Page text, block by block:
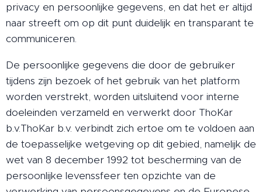
privacy en persoonlijke gegevens, en dat het er altijd
naar streeft om op dit punt duidelijk en transparant te
communiceren.
De persoonlijke gegevens die door de gebruiker
tijdens zijn bezoek of het gebruik van het platform
worden verstrekt, worden uitsluitend voor interne
doeleinden verzameld en verwerkt door ThoKar
b.v.ThoKar b.v. verbindt zich ertoe om te voldoen aan
de toepasselijke wetgeving op dit gebied, namelijk de
wet van 8 december 1992 tot bescherming van de
persoonlijke levenssfeer ten opzichte van de